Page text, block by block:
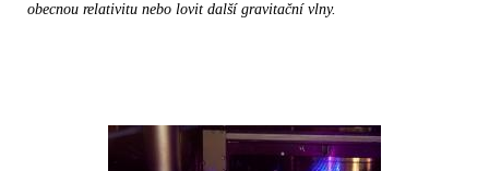
obecnou relativitu nebo lovit další gravitační vlny.